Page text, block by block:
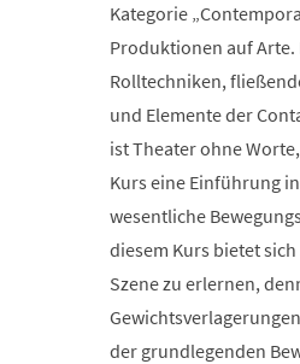
Kategorie
Produktionen auf Arte.
Rolltechniken,
und Elemente der
ist Theater ohne
Kurs eine Einführung
wesentliche
diesem Kurs bietet
Szene zu erlernen,
der grundlegenden